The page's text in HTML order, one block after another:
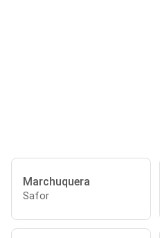
Marchuquera
Safor